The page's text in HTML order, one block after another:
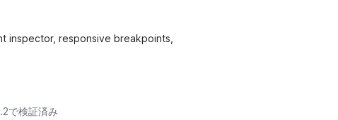
inspector, responsive breakpoints,
で検証済み